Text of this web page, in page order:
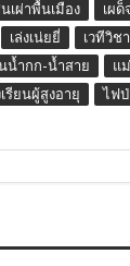
เผ่าพื้นเมือง
เผด็
เล่งเน่ยยี่
เวทีวิช
น้ำกก-น้ำสาย แ
รียนผู้สูงอายุ ไฟป่